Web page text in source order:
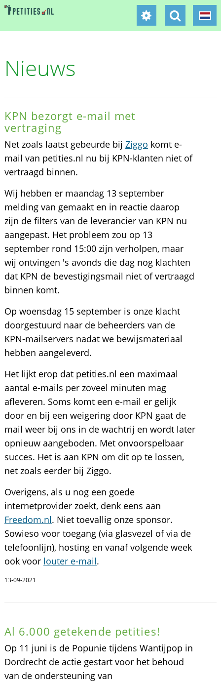
Nieuws
KPN bezorgt e-mail met
vertraging
Net zoals laatst gebeurde bij Ziggo komt e-
mail van petities.nl nu bij KPN-klanten niet of
vertraagd binnen.
Wij hebben er maandag 13 september
melding van gemaakt en in reactie daarop
zijn de filters van de leverancier van KPN nu
aangepast. Het probleem zou op 13
september rond 15:00 zijn verholpen, maar
wij ontvingen 's avonds die dag nog klachten
dat KPN de bevestigingsmail niet of vertraagd
binnen komt.
Op woensdag 15 september is onze klacht
doorgestuurd naar de beheerders van de
KPN-mailservers nadat we bewijsmateriaal
hebben aangeleverd.
Het lijkt erop dat petities.nl een maximaal
aantal e-mails per zoveel minuten mag
afleveren. Soms komt een e-mail er gelijk
door en bij een weigering door KPN gaat de
mail weer bij ons in de wachtrij en wordt later
opnieuw aangeboden. Met onvoorspelbaar
succes. Het is aan KPN om dit op te lossen,
net zoals eerder bij Ziggo.
Overigens, als u nog een goede
internetprovider zoekt, denk eens aan
Freedom.nl. Niet toevallig onze sponsor.
Sowieso voor toegang (via glasvezel of via de
telefoonlijn), hosting en vanaf volgende week
ook voor louter e-mail.
13-09-2021
Al 6.000 getekende petities!
Op 11 juni is de Popunie tijdens Wantijpop in
Dordrecht de actie gestart voor het behoud
van de ondersteuning van